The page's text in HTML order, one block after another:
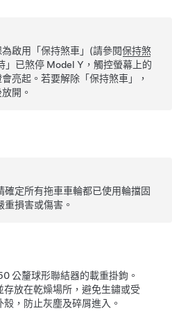
啟用「保持煞車」(請參閱保持煞
」已煞停 Model Y ，觸控螢幕上的
會亮起。若要解除「保持煞車」，
開。
確定所有拖車車輪都已使用輪擋固
損害或傷害。
公釐球形聯結器的載重掛鉤。
放在乾燥場所，避免生鏽或受
，防止灰塵及碎屑進入。